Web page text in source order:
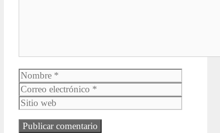
Nombre
web